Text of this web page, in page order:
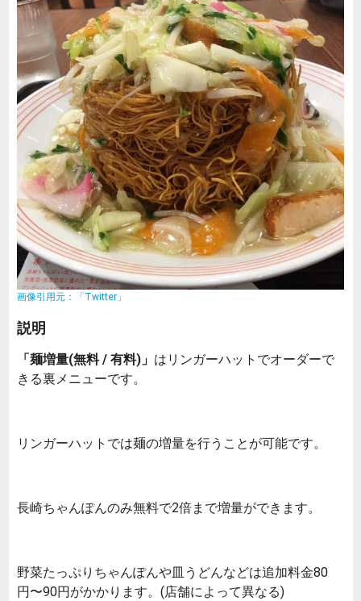
画像引用元：「Twitter」
説明
「麺増量(無料 / 有料)」 はリンガーハットでオーダーで
きる裏メニューです。
リンガーハットでは麺の増量を行うことが可能です。
長崎ちゃんぽんのみ無料で2倍まで増量ができます。
野菜たっぷりちゃんぽんや皿うどんなどは追加料金80
円〜90円がかかります。(店舗によって異なる)